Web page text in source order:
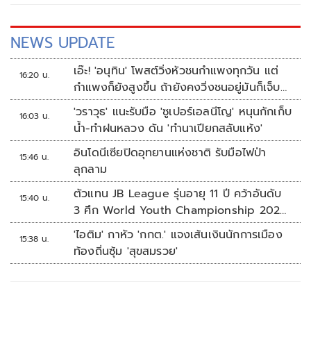
NEWS UPDATE
16:20 น.
เอ๊ะ! 'อนุทิน' โพสต์วิ่งหัวชนกำแพงทุกวัน แต่
กำแพงก็ยังสูงขึ้น ถ้ายังคงวิ่งชนอยู่มันก็เจ็บ
หัวอีก
16:03 น.
'วราวุธ' แนะรับมือ 'ซูเปอร์เอลนีโญ' หนุนกักเก็บ
น้ำ-ทำฝนหลวง ดัน 'ทำนาเปียกสลับแห้ง'
15:46 น.
อินโดนีเซียปิดอุทยานแห่งชาติ รับมือไฟป่า
ลุกลาม
15:40 น.
ตัวแทน JB League รุ่นอายุ 11 ปี คว้าอันดับ
3 ศึก World Youth Championship 2026
ที่สิงคโปร์
15:38 น.
'ไอติม' กาหัว 'กกต.' แจงเส้นเงินนักการเมือง
ท้องถิ่นซุ้ม 'สุขสมรวย'